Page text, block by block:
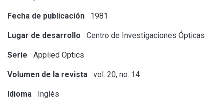
Fecha de publicación 1981
Lugar de desarrollo Centro de Investigaciones Ópticas
Serie Applied Optics
Volumen de la revista vol. 20, no. 14
Idioma Inglés